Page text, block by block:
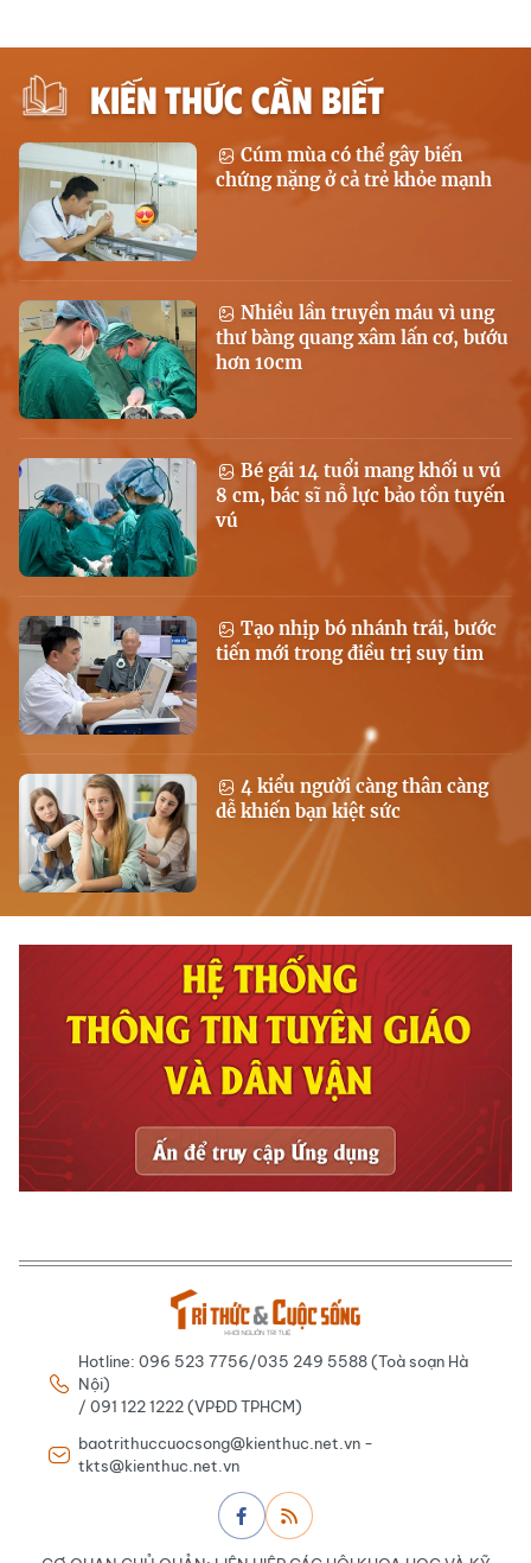
KIẾN THỨC CẦN BIẾT
Cúm mùa có thể gây biến
chứng nặng ở cả trẻ khỏe mạnh
Nhiều lần truyền máu vì ung
thư bàng quang xâm lấn cơ, bướu
hơn 10cm
Bé gái 14 tuổi mang khối u vú
8 cm, bác sĩ nỗ lực bảo tồn tuyến
vú
Tạo nhịp bó nhánh trái, bước
tiến mới trong điều trị suy tim
4 kiểu người càng thân càng
dễ khiến bạn kiệt sức
Hotline: 096 523 7756/035 249 5588 (Toà soạn Hà
Nội)
/ 091 122 1222 (VPĐD TPHCM)
baotrithuccuocsong@kienthuc.net.vn -
tkts@kienthuc.net.vn